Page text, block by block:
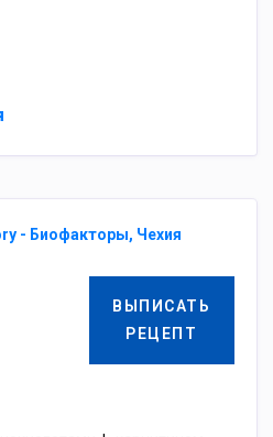
- Биофакторы, Чехия
ВЫПИСАТЬ
РЕЦЕПТ